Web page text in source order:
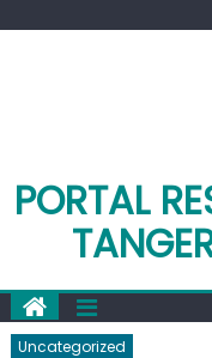
PORTAL
Uncategorized